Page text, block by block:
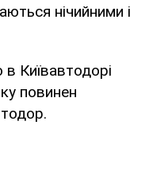
нічийними і
Київавтодорі
повинен